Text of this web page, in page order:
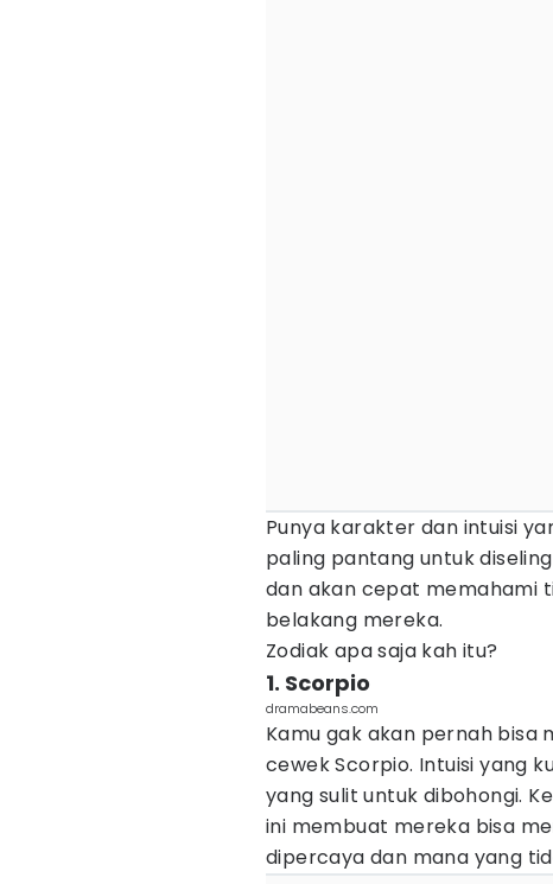
Punya karakter dan intuisi
paling pantang untuk
dan akan cepat memahami
belakang mereka.
Zodiak apa saja kah itu?
1. Scorpio
dramabeans.com
Kamu gak akan pernah bisa
cewek Scorpio. Intuisi yang
yang sulit untuk dibohongi.
ini membuat mereka bisa
dipercaya dan mana yang